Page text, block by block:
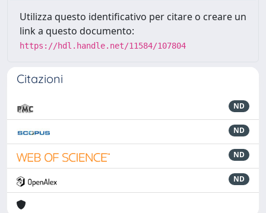
Utilizza questo identificativo per citare o creare un
link a questo documento:
https://hdl.handle.net/11584/107804
Citazioni
ND
ND
ND
ND